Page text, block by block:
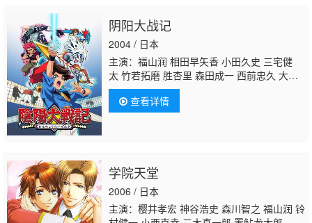
阴阳大战记
2004 / 日本
主演：福山润 相田早矢香 小田久史 三宅健
太 竹若拓磨 胜杏里 森田成一 西前忠久 大本
真基子 河野靖 麻生智久 吉田智则 神田朱
未 野上尤加奈
沙 渡边明乃 根谷美智子 立野香菜子 坂口候
查看详情
学院天堂
2006 / 日本
主演：樱井孝宏 神谷浩史 森川智之 福山润 铃